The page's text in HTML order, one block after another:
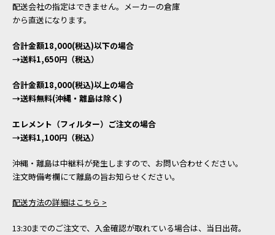
配送会社の指定はできません。メーカーの倉庫
から直送になります。
合計金額18,000(税込)以下の場合
→送料1,650円（税込）
合計金額18,000(税込)以上の場合
→送料無料(沖縄・離島は除く)
エレメント（フィルター）ご注文の場合
→送料1,100円（税込）
沖縄・離島は中継料が発生しますので、お問い合わせください。
注文時備考欄にて離島の旨お知らせください。
配送方法の詳細はこちら >
13:30までのご注文で、入金確認が取れている場合は、当日出荷。